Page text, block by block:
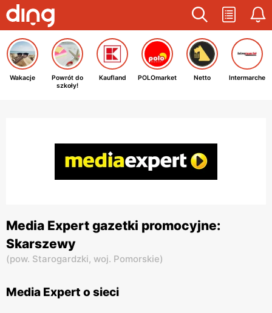
Wakacje
Powrót do
szkoły!
Kaufland POLOmarket Netto Intermarche
Media Expert gazetki promocyjne:
Skarszewy
(pow. Starogardzki, woj. Pomorskie)
Media Expert o sieci